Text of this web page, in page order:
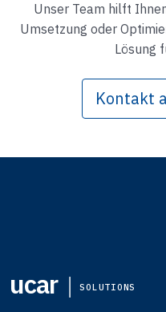
Unser Team hilft
Umsetzung oder
Lösung
Kontakt
ucar SOLUTIONS